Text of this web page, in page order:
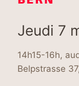
Jeudi 7
14h15-16h,
Belpstrasse